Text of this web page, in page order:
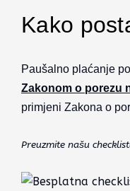
Kako
Paušalno plaćanje
Zakonom o porezu
primjeni Zakona o
Preuzmite našu